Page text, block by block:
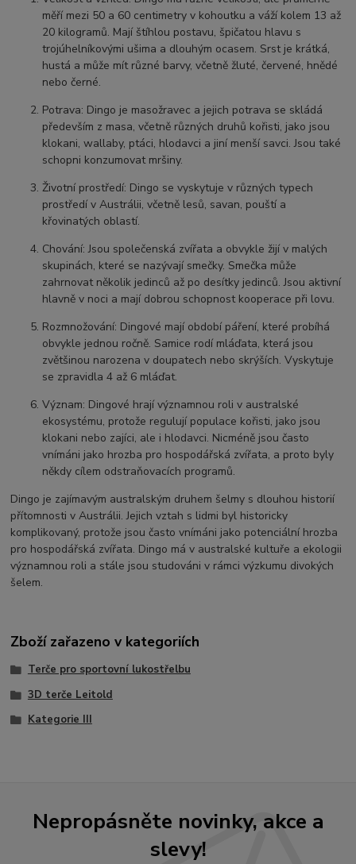
měří mezi 50 a 60 centimetry v kohoutku a váží kolem 13 až
20 kilogramů. Mají štíhlou postavu, špičatou hlavu s
trojúhelníkovými ušima a dlouhým ocasem. Srst je krátká,
hustá a může mít různé barvy, včetně žluté, červené, hnědé
nebo černé.
Potrava: Dingo je masožravec a jejich potrava se skládá
především z masa, včetně různých druhů kořisti, jako jsou
klokani, wallaby, ptáci, hlodavci a jiní menší savci. Jsou také
schopni konzumovat mršiny.
Životní prostředí: Dingo se vyskytuje v různých typech
prostředí v Austrálii, včetně lesů, savan, pouští a
křovinatých oblastí.
Chování: Jsou společenská zvířata a obvykle žijí v malých
skupinách, které se nazývají smečky. Smečka může
zahrnovat několik jedinců až po desítky jedinců. Jsou aktivní
hlavně v noci a mají dobrou schopnost kooperace při lovu.
Rozmnožování: Dingové mají období páření, které probíhá
obvykle jednou ročně. Samice rodí mláďata, která jsou
zvětšinou narozena v doupatech nebo skrýších. Vyskytuje
se zpravidla 4 až 6 mláďat.
Význam: Dingové hrají významnou roli v australské
ekosystému, protože regulují populace kořisti, jako jsou
klokani nebo zajíci, ale i hlodavci. Nicméně jsou často
vnímáni jako hrozba pro hospodářská zvířata, a proto byly
někdy cílem odstraňovacích programů.
Dingo je zajímavým australským druhem šelmy s dlouhou historií
přítomnosti v Austrálii. Jejich vztah s lidmi byl historicky
komplikovaný, protože jsou často vnímáni jako potenciální hrozba
pro hospodářská zvířata. Dingo má v australské kultuře a ekologii
významnou roli a stále jsou studováni v rámci výzkumu divokých
šelem.
Zboží zařazeno v kategoriích
Terče pro sportovní lukostřelbu
3D terče Leitold
Kategorie III
Nepropásněte novinky, akce a
slevy!